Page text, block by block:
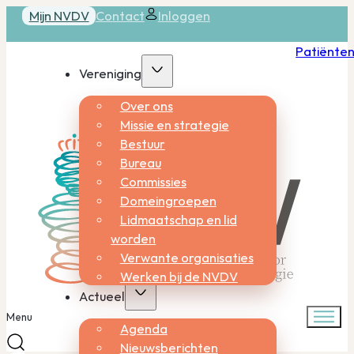
Mijn NVDV Contact Inloggen
Vereniging
Over ons
Missie en strategie
Bestuur
Bureau
Commissies
Domeingroepen
Lidmaatschap en lid
worden
Verwante organisaties
Werken bij de NVDV
Actueel
Agenda
Nieuwsberichten
Menu